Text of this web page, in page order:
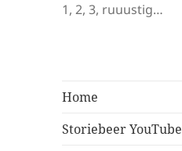
1, 2, 3, ruuustig…
Home
Storiebeer YouTube